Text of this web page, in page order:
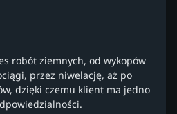
robót ziemnych, od wykopów
przez niwelację, aż po
dzięki czemu klient ma jedno